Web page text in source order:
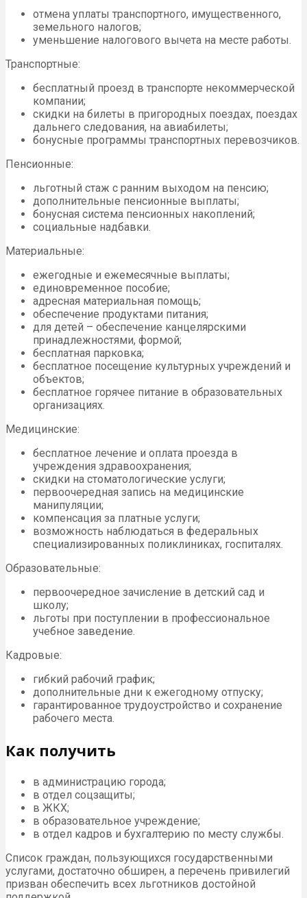
отмена уплаты транспортного, имущественного,
земельного налогов;
уменьшение налогового вычета на месте работы.
Транспортные:
бесплатный проезд в транспорте некоммерческой
компании;
скидки на билеты в пригородных поездах, поездах
дальнего следования, на авиабилеты;
бонусные программы транспортных перевозчиков.
Пенсионные:
льготный стаж с ранним выходом на пенсию;
дополнительные пенсионные выплаты;
бонусная система пенсионных накоплений;
социальные надбавки.
Материальные:
ежегодные и ежемесячные выплаты;
единовременное пособие;
адресная материальная помощь;
обеспечение продуктами питания;
для детей – обеспечение канцелярскими
принадлежностями, формой;
бесплатная парковка;
бесплатное посещение культурных учреждений и
объектов;
бесплатное горячее питание в образовательных
организациях.
Медицинские:
бесплатное лечение и оплата проезда в
учреждения здравоохранения;
скидки на стоматологические услуги;
первоочередная запись на медицинские
манипуляции;
компенсация за платные услуги;
возможность наблюдаться в федеральных
специализированных поликлиниках, госпиталях.
Образовательные:
первоочередное зачисление в детский сад и
школу;
льготы при поступлении в профессиональное
учебное заведение.
Кадровые:
гибкий рабочий график;
дополнительные дни к ежегодному отпуску;
гарантированное трудоустройство и сохранение
рабочего места.
Как получить
в администрацию города;
в отдел соцзащиты;
в ЖКХ;
в образовательное учреждение;
в отдел кадров и бухгалтерию по месту службы.
Список граждан, пользующихся государственными
услугами, достаточно обширен, а перечень привилегий
призван обеспечить всех льготников достойной